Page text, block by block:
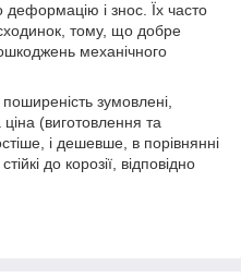
деформацію і знос. Їх часто
тому, що добре
механічного
поширеність зумовлені,
(виготовлення та
і дешевше, в порівнянні
до корозії, відповідно